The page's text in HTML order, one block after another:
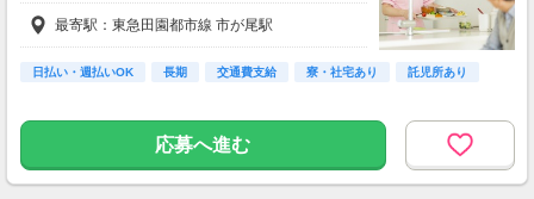
最寄駅：東急田園都市線 市が尾駅
日払い・週払いOK 長期 交通費支給 寮・社宅あり 託児所あり
応募へ進む